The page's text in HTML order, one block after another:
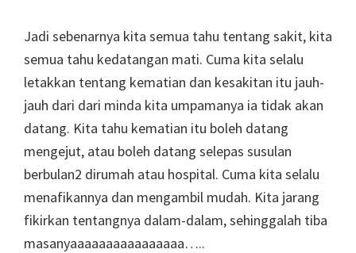
Jadi sebenarnya kita semua tahu tentang sakit, kita
semua tahu kedatangan mati. Cuma kita selalu
letakkan tentang kematian dan kesakitan itu jauh-
jauh dari dari minda kita umpamanya ia tidak akan
datang. Kita tahu kematian itu boleh datang
mengejut, atau boleh datang selepas susulan
berbulan2 dirumah atau hospital. Cuma kita selalu
menafikannya dan mengambil mudah. Kita jarang
fikirkan tentangnya dalam-dalam, sehinggalah tiba
masanyaaaaaaaaaaaaaaaa…..